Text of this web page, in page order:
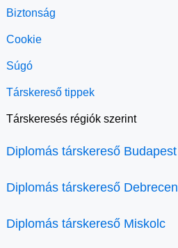
Biztonság
Cookie
Súgó
Társkereső tippek
Társkeresés régiók szerint
Diplomás társkereső Budapest
Diplomás társkereső Debrecen
Diplomás társkereső Miskolc